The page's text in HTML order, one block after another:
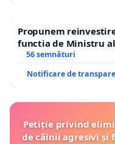
Propunem
functia de Ministru
56 semnături
Notificare de
Petiție privind
de câinii agresivi și